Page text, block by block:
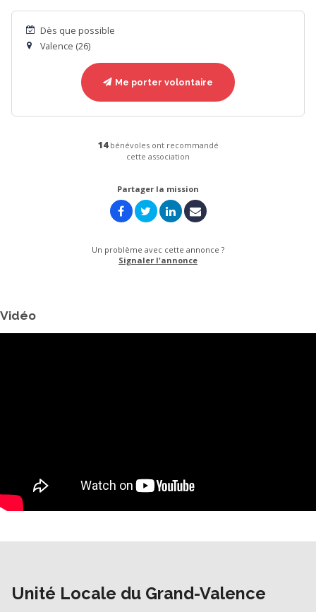
Dès que possible
Valence (26)
Me porter volontaire
14bénévoles ont recommandé
cette association
Partager la mission
Un problème avec cette annonce ?
Signaler l'annonce
Vidéo
Unité Locale du Grand-Valence